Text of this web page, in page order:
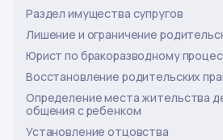
Раздел имущества супругов
Лишение и ограничение
Юрист по бракоразводному
Восстановление родительских
Определение места жительства
общения с ребенком
Установление отцовства